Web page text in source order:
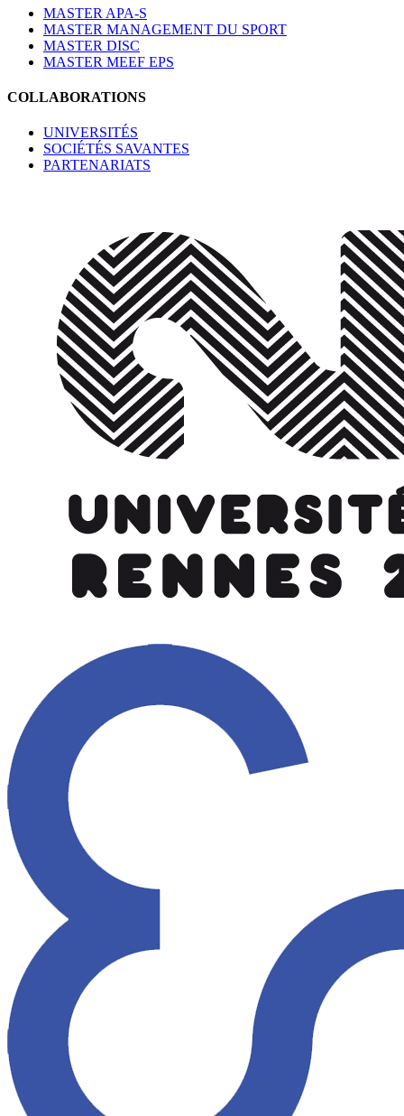
MASTER APA-S
MASTER MANAGEMENT DU SPORT
MASTER DISC
MASTER MEEF EPS
COLLABORATIONS
UNIVERSITÉS
SOCIÉTÉS SAVANTES
PARTENARIATS